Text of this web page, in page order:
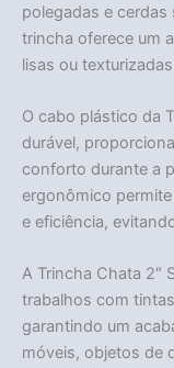
polegadas e cerdas
trincha oferece um
lisas ou
O cabo plástico da
durável,
conforto durante a
ergonômico
e eficiência,
A Trincha Chata 2″
trabalhos com
garantindo um
móveis, objetos de